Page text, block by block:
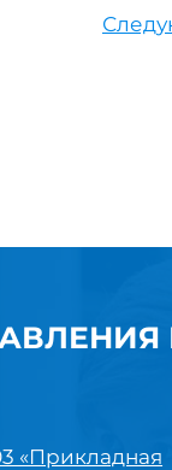
«Прикладная